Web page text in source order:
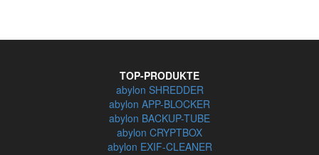
TOP-PRODUKTE
abylon SHREDDER
abylon APP-BLOCKER
abylon BACKUP-TUBE
abylon CRYPTBOX
abylon EXIF-CLEANER